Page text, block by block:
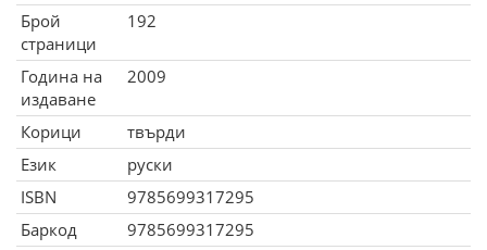
Брой
страници
192
Година на
издаване
2009
Корици
твърди
Език
руски
ISBN
9785699317295
Баркод
9785699317295